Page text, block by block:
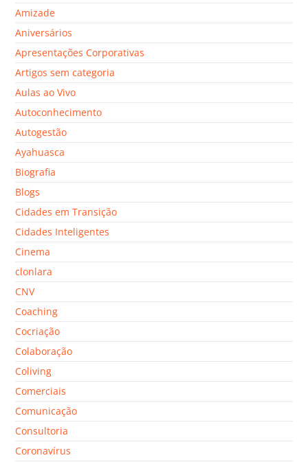
Amizade
Aniversários
Apresentações Corporativas
Artigos sem categoria
Aulas ao Vivo
Autoconhecimento
Autogestão
Ayahuasca
Biografia
Blogs
Cidades em Transição
Cidades Inteligentes
Cinema
clonlara
CNV
Coaching
Cocriação
Colaboração
Coliving
Comerciais
Comunicação
Consultoria
Coronavírus